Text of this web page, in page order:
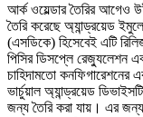
আর্ক ওয়েল্ডার তৈরির আগেও
তৈরি করেছে অ্যান্ড্রয়েড
(এসডিকে) হিসেবেই এটি
পিসির ডিসপ্লে রেজ্যুলেশন
চাহিদামতো কনফিগারেশনের
ভার্চুয়াল অ্যান্ড্রয়েড
জন্য তৈরি করা যায়। এর